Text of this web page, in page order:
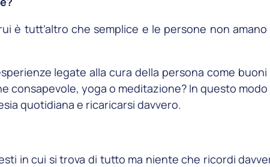
è tutt’altro che semplice e le persone non
legate alla cura della persona come
consapevole, yoga o meditazione? In questo
quotidiana e ricaricarsi davvero.
in cui si trova di tutto ma niente che ricordi